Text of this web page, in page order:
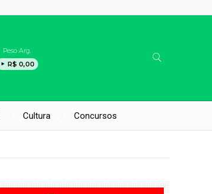
Peso Arg.
R$ 0,00
Cultura Concursos